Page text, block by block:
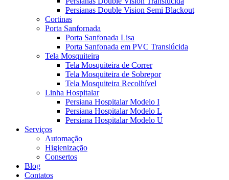
Persianas Double Vision Semi Blackout
Cortinas
Porta Sanfornada
Porta Sanfonada Lisa
Porta Sanfonada em PVC Translúcida
Tela Mosquiteira
Tela Mosquiteira de Correr
Tela Mosquiteira de Sobrepor
Tela Mosquiteira Recolhível
Linha Hospitalar
Persiana Hospitalar Modelo I
Persiana Hospitalar Modelo L
Persiana Hospitalar Modelo U
Serviços
Automação
Higienização
Consertos
Blog
Contatos